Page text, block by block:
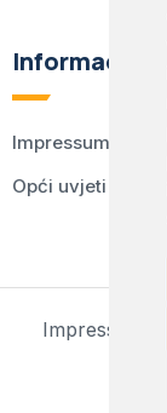
Informacije
Impressum
Opći uvjeti
Impressum